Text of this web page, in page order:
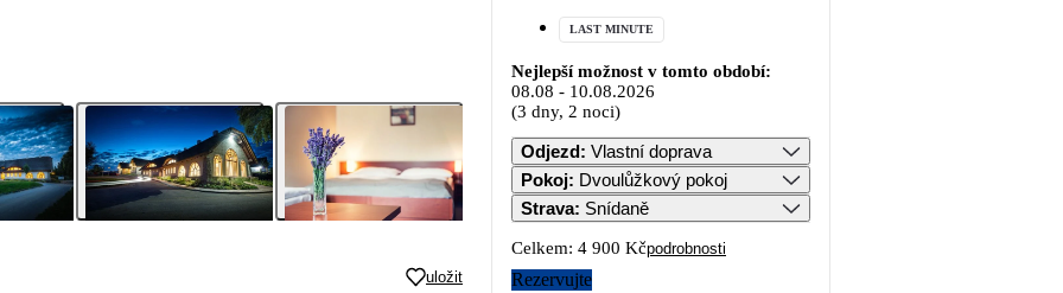
uložit
LAST MINUTE
Nejlepší možnost v tomto období:
08.08 - 10.08.2026
(3 dny, 2 noci)
Odjezd: Vlastní doprava
Pokoj: Dvoulůžkový pokoj
Strava: Snídaně
Celkem: 4 900 Kčpodrobnosti
Rezervujte